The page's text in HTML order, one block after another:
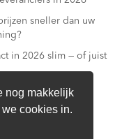
nog makkelijk
cookies in.
sneller dan uw
in 2026 slim — of juist
gouden